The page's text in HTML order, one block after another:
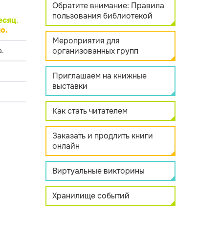
.
Обратите внимание: Правила
пользования библиотекой
Мероприятия для
организованных групп
Приглашаем на книжные
выставки
Как стать читателем
Заказать и продлить книги
онлайн
Виртуальные викторины
Хранилище событий